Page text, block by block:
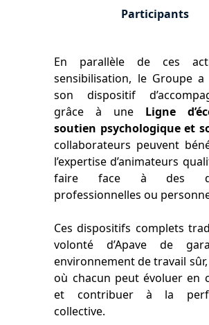
Participants
En parallèle de ces
sensibilisation, le Groupe
son dispositif
grâce à une Ligne
soutien psychologique et
collaborateurs peuvent
l’expertise d’animateurs
faire face à des
professionnelles ou
Ces dispositifs complets
volonté d’Apave de
environnement de travail
où chacun peut évoluer en
et contribuer à la
collective.